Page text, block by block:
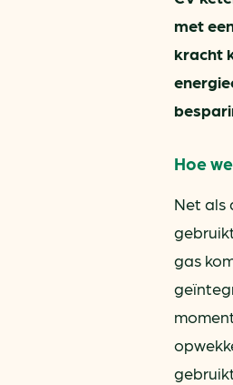
met
kracht
Hoe
Net als
gas